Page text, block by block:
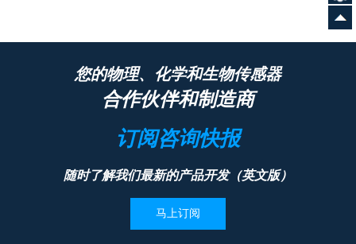
您的物理、化学和生物传感器
合作伙伴和制造商
订阅咨询快报
随时了解我们最新的产品开发（英文版）
马上订阅